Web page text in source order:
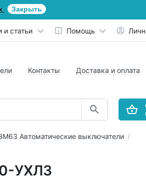
Закрыть
и статьи Помощь
Контакты Доставка и оплата
Автоматические выключатели
УХЛ3